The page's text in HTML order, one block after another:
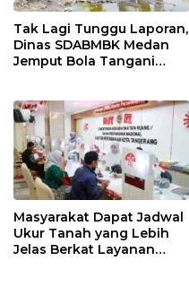
Tak Lagi Tunggu Laporan,
Dinas SDABMBK Medan
Jemput Bola Tangani
Masyarakat Dapat Jadwal
Ukur Tanah yang Lebih
Jelas Berkat Layanan